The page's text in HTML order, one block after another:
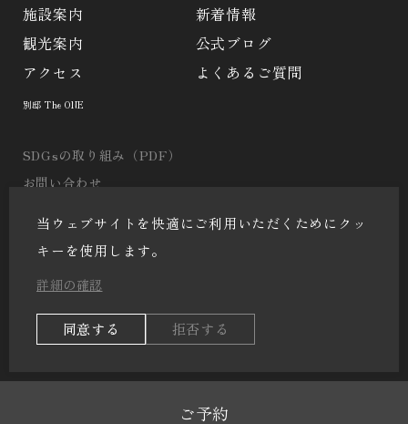
ご予約
当ウェブサイトを快適にご利用いただくためにクッ
キーを使用します。
詳細の確認
同意する 拒否する
施設案内
観光案内
アクセス
新着情報
公式ブログ
よくあるご質問
別邸 The ONE
SDGsの取り組み（PDF）
お問い合わせ
サイトマップ